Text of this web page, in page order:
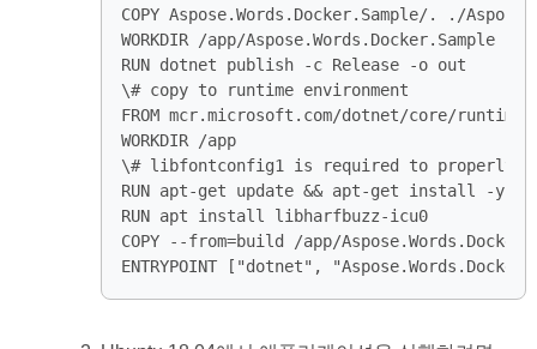
WORKDIR /app/Aspose.Words.Docker.Sample
WORKDIR /app
RUN apt install libharfbuzz-icu0
ENTRYPOINT ["dotnet",